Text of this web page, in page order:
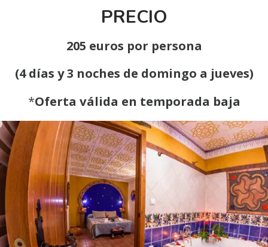
PRECIO
205 euros por persona
(4 días y 3 noches de domingo a jueves)
*Oferta válida en temporada baja